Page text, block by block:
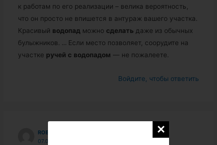
к работам по его реализации – велика вероятность,
что он просто не впишется в антураж вашего участка.
Красивый водопад можно сделать даже из обычных
булыжников.
… Если место позволяет, соорудите на
участке ручей с водопадом — не пожалеете.
Войдите, чтобы ответить
ROBERTTAVXIDOV6159
07.09.2018 В 03:03